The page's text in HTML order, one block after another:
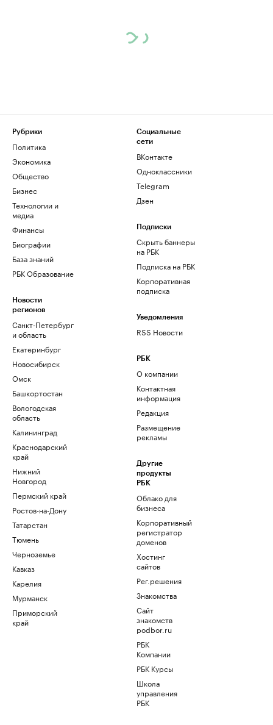
Рубрики
Политика
Экономика
Общество
Бизнес
Технологии и
медиа
Финансы
Биографии
База знаний
РБК Образование
Новости
регионов
Санкт-Петербург
и область
Екатеринбург
Новосибирск
Омск
Башкортостан
Вологодская
область
Калининград
Краснодарский
край
Нижний
Новгород
Пермский край
Ростов-на-Дону
Татарстан
Тюмень
Черноземье
Кавказ
Карелия
Мурманск
Приморский
край
Социальные
сети
ВКонтакте
Одноклассники
Telegram
Дзен
Подписки
Скрыть баннеры
на РБК
Подписка на РБК
Корпоративная
подписка
Уведомления
RSS Новости
РБК
О компании
Контактная
информация
Редакция
Размещение
рекламы
Другие
продукты
РБК
Облако для
бизнеса
Корпоративный
регистратор
доменов
Хостинг
сайтов
Рег.решения
Знакомства
Сайт
знакомств
podbor.ru
РБК
Компании
РБК Курсы
Школа
управления
РБК